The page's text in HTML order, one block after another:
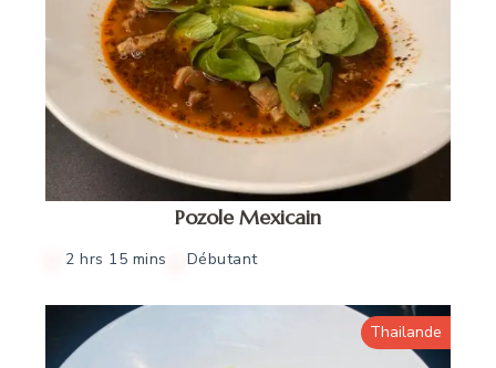
Pozole Mexicain
2 hrs 15 mins Débutant
Thailande